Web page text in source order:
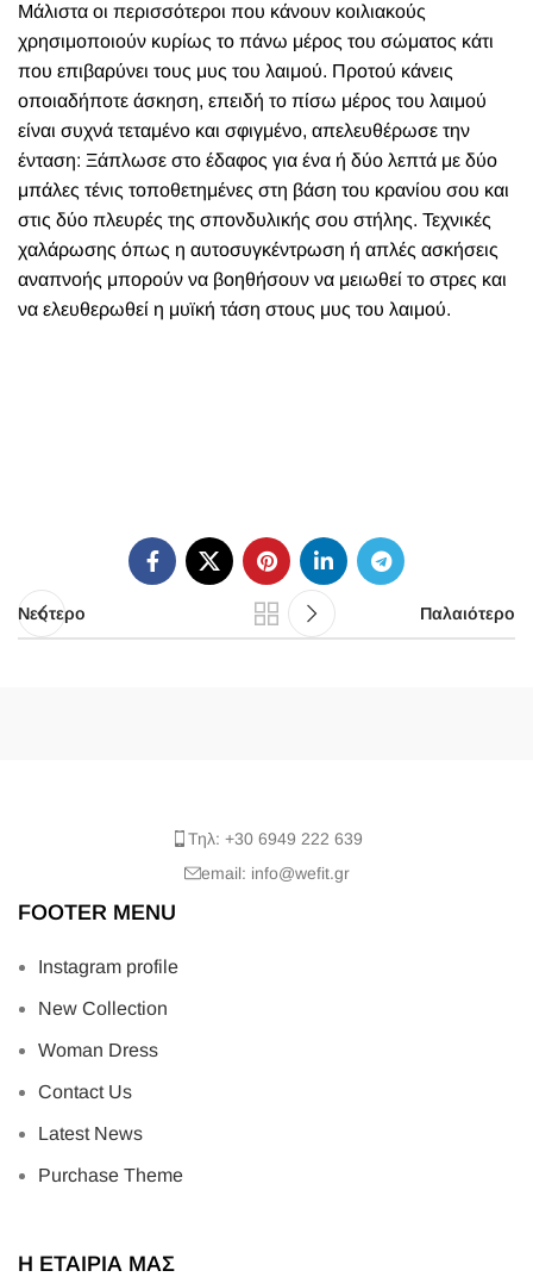
Μάλιστα οι περισσότεροι που κάνουν κοιλιακούς
χρησιμοποιούν κυρίως το πάνω μέρος του σώματος κάτι
που επιβαρύνει τους μυς του λαιμού. Προτού κάνεις
οποιαδήποτε άσκηση, επειδή το πίσω μέρος του λαιμού
είναι συχνά τεταμένο και σφιγμένο, απελευθέρωσε την
ένταση: Ξάπλωσε στο έδαφος για ένα ή δύο λεπτά με δύο
μπάλες τένις τοποθετημένες στη βάση του κρανίου σου και
στις δύο πλευρές της σπονδυλικής σου στήλης. Τεχνικές
χαλάρωσης όπως η αυτοσυγκέντρωση ή απλές ασκήσεις
αναπνοής μπορούν να βοηθήσουν να μειωθεί το στρες και
να ελευθερωθεί η μυϊκή τάση στους μυς του λαιμού.
Νεότερο Παλαιότερο
Τηλ: +30 6949 222 639
email: info@wefit.gr
FOOTER MENU
Instagram profile
New Collection
Woman Dress
Contact Us
Latest News
Purchase Theme
Η ΕΤΑΙΡΙΑ ΜΑΣ